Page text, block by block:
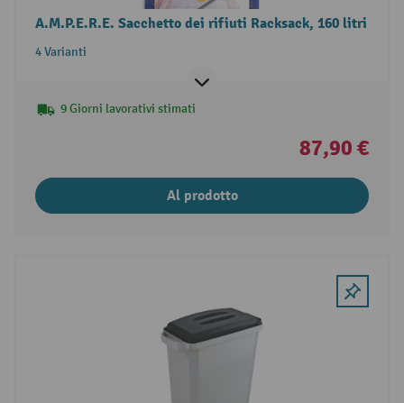
A.M.P.E.R.E. Sacchetto dei rifiuti Racksack, 160 litri
4 Varianti
9 Giorni lavorativi stimati
87,90 €
Al prodotto